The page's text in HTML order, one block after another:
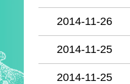
2014-11-26
2014-11-25
2014-11-25